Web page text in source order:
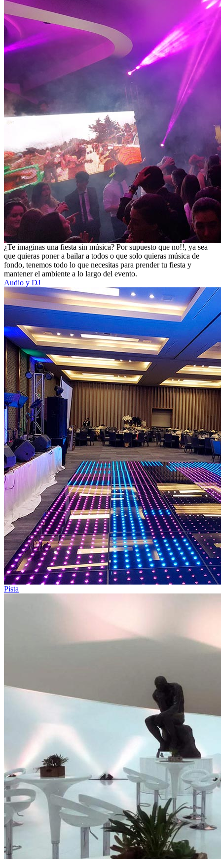
¿Te imaginas una fiesta sin música? Por supuesto que no!!, ya sea
que quieras poner a bailar a todos o que solo quieras música de
fondo, tenemos todo lo que necesitas para prender tu fiesta y
mantener el ambiente a lo largo del evento.
Audio y DJ
Pista